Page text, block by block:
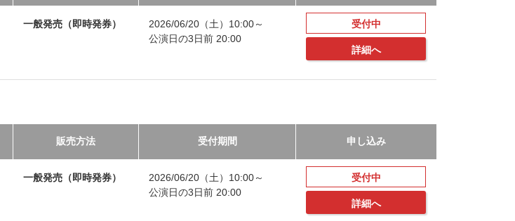
一般発売（即時発券）
2026/06/20（土）10:00～
公演日の3日前 20:00
受付中
詳細へ
販売方法 受付期間 申し込み
一般発売（即時発券）
2026/06/20（土）10:00～
公演日の3日前 20:00
受付中
詳細へ